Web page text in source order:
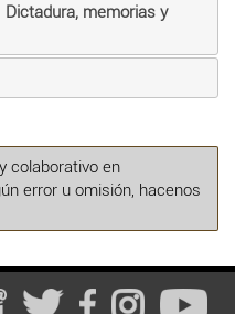
memorias y
colaborativo en
error u omisión, hacenos